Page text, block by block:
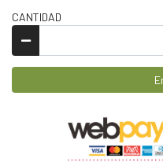
CANTIDAD